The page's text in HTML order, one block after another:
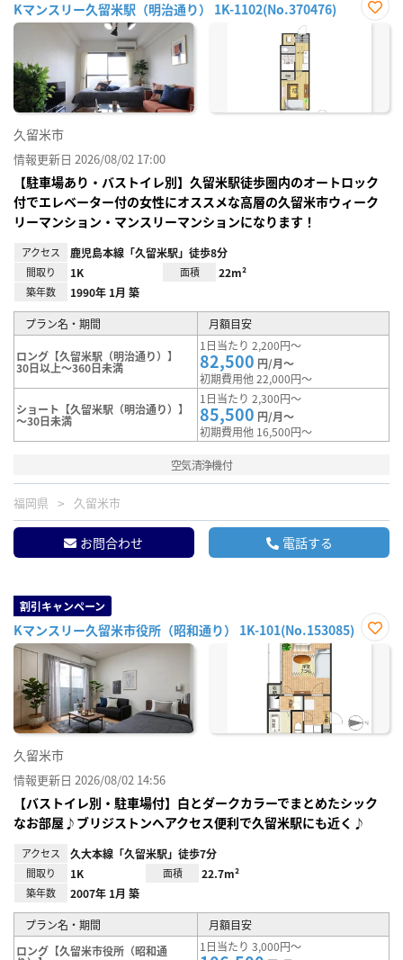
Kマンスリー久留米駅（明治通り） 1K-1102(No.370476)
お気
久留米市
情報更新日 2026/08/02 17:00
【駐車場あり・バストイレ別】久留米駅徒歩圏内のオートロック
付でエレベーター付の女性にオススメな高層の久留米市ウィーク
リーマンション・マンスリーマンションになります！
アクセス 鹿児島本線「久留米駅」徒歩8分
間取り 1K 面積 22m²
築年数 1990年 1月 築
プラン名・期間 月額目安
ロング【久留米駅（明治通り）】
30日以上～360日未満
1日当たり 2,200円～
82,500 円/月～
初期費用他 22,000円～
ショート【久留米駅（明治通り）】
～30日未満
1日当たり 2,300円～
85,500 円/月～
初期費用他 16,500円～
空気清浄機付
福岡県 久留米市
お問合わせ 電話する
割引キャンペーン
Kマンスリー久留米市役所（昭和通り） 1K-101(No.153085)
お気
久留米市
情報更新日 2026/08/02 14:56
【バストイレ別・駐車場付】白とダークカラーでまとめたシック
なお部屋♪ブリジストンへアクセス便利で久留米駅にも近く♪
アクセス 久大本線「久留米駅」徒歩7分
間取り 1K 面積 22.7m²
築年数 2007年 1月 築
プラン名・期間
月額目安
ロング【久留米市役所（昭和通
1日当たり 3,000円～